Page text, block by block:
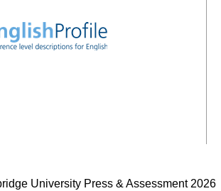
University Press & Assessment 2026